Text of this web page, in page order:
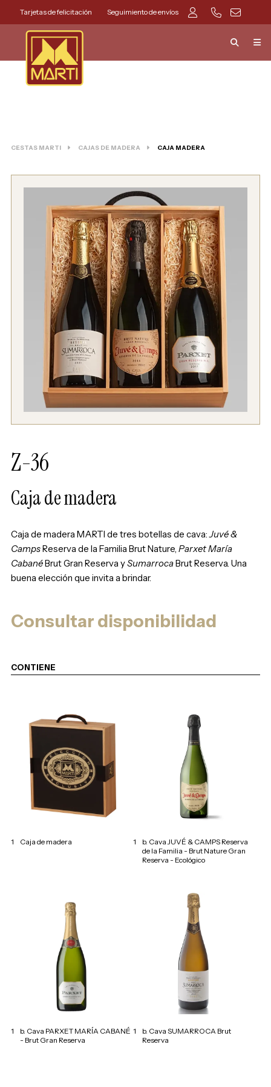
Tarjetas de felicitación Seguimiento de envíos
CESTAS MARTI CAJAS DE MADERA CAJA MADERA
Z-36
Caja de madera
Caja de madera MARTI de tres botellas de cava:Juvé &
CampsReserva de la Familia Brut Nature, Parxet María
CabanéBrut Gran Reserva ySumarrocaBrut Reserva. Una
buena elección que invita a brindar.
Consultar disponibilidad
CONTIENE
1 Caja de madera 1
b. Cava JUVÉ & CAMPS Reserva
de la Familia - Brut Nature Gran
Reserva - Ecológico
1
b. Cava PARXET MARÍA CABANÉ
- Brut Gran Reserva
1
b. Cava SUMARROCA Brut
Reserva